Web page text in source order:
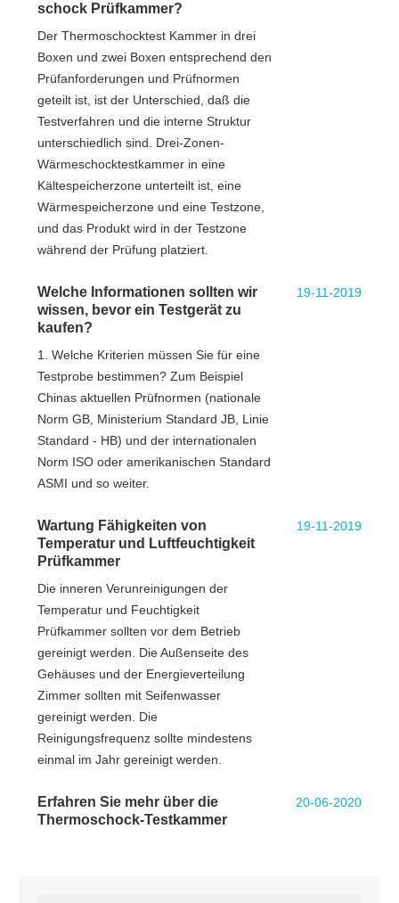
schock Prüfkammer?
Der Thermoschocktest Kammer in drei
Boxen und zwei Boxen entsprechend den
Prüfanforderungen und Prüfnormen
geteilt ist, ist der Unterschied, daß die
Testverfahren und die interne Struktur
unterschiedlich sind. Drei-Zonen-
Wärmeschocktestkammer in eine
Kältespeicherzone unterteilt ist, eine
Wärmespeicherzone und eine Testzone,
und das Produkt wird in der Testzone
während der Prüfung platziert.
19-11-2019
Welche Informationen sollten wir
wissen, bevor ein Testgerät zu
kaufen?
1. Welche Kriterien müssen Sie für eine
Testprobe bestimmen? Zum Beispiel
Chinas aktuellen Prüfnormen (nationale
Norm GB, Ministerium Standard JB, Linie
Standard - HB) und der internationalen
Norm ISO oder amerikanischen Standard
ASMI und so weiter.
19-11-2019
Wartung Fähigkeiten von
Temperatur und Luftfeuchtigkeit
Prüfkammer
Die inneren Verunreinigungen der
Temperatur und Feuchtigkeit
Prüfkammer sollten vor dem Betrieb
gereinigt werden. Die Außenseite des
Gehäuses und der Energieverteilung
Zimmer sollten mit Seifenwasser
gereinigt werden. Die
Reinigungsfrequenz sollte mindestens
einmal im Jahr gereinigt werden.
20-06-2020
Erfahren Sie mehr über die
Thermoschock-Testkammer